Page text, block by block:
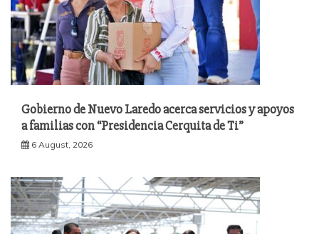
Gobierno de Nuevo Laredo acerca servicios y apoyos
a familias con “Presidencia Cerquita de Ti”
6 August, 2026